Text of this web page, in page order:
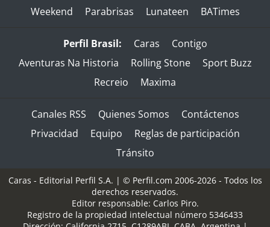
Weekend
Parabrisas Lunateen BATimes
Perfil Brasil: Caras
Contigo
Aventuras Na Historia
Rolling Stone
Sport Buzz
Recreio
Maxima
Canales RSS Quienes Somos
Contáctenos
Privacidad
Equipo
Reglas de participación
Tránsito
Caras - Editorial Perfil S.A. | © Perfil.com 2006-2026 - Todos los
derechos reservados.
Editor responsable: Carlos Piro.
Registro de la propiedad intelectual número 5346433